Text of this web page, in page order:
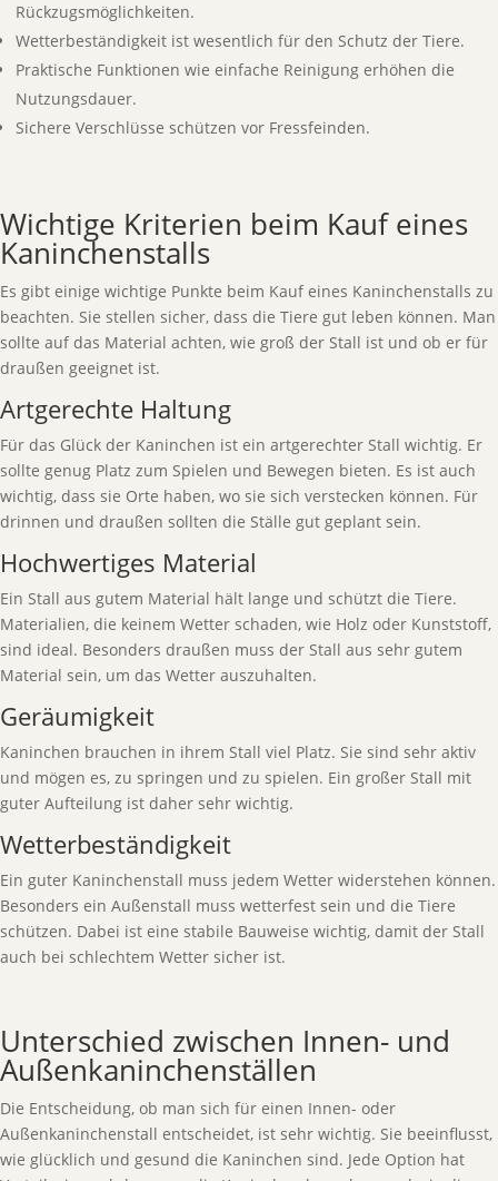
Rückzugsmöglichkeiten.
Wetterbeständigkeit ist wesentlich für den Schutz der Tiere.
Praktische Funktionen wie einfache Reinigung erhöhen die
Nutzungsdauer.
Sichere Verschlüsse schützen vor Fressfeinden.
Wichtige Kriterien beim Kauf eines
Kaninchenstalls
Es gibt einige wichtige Punkte beim Kauf eines Kaninchenstalls zu
beachten. Sie stellen sicher, dass die Tiere gut leben können. Man
sollte auf das Material achten, wie groß der Stall ist und ob er für
draußen geeignet ist.
Artgerechte Haltung
Für das Glück der Kaninchen ist ein artgerechter Stall wichtig. Er
sollte genug Platz zum Spielen und Bewegen bieten. Es ist auch
wichtig, dass sie Orte haben, wo sie sich verstecken können. Für
drinnen und draußen sollten die Ställe gut geplant sein.
Hochwertiges Material
Ein Stall aus gutem Material hält lange und schützt die Tiere.
Materialien, die keinem Wetter schaden, wie Holz oder Kunststoff,
sind ideal. Besonders draußen muss der Stall aus sehr gutem
Material sein, um das Wetter auszuhalten.
Geräumigkeit
Kaninchen brauchen in ihrem Stall viel Platz. Sie sind sehr aktiv
und mögen es, zu springen und zu spielen. Ein großer Stall mit
guter Aufteilung ist daher sehr wichtig.
Wetterbeständigkeit
Ein guter Kaninchenstall muss jedem Wetter widerstehen können.
Besonders ein Außenstall muss wetterfest sein und die Tiere
schützen. Dabei ist eine stabile Bauweise wichtig, damit der Stall
auch bei schlechtem Wetter sicher ist.
Unterschied zwischen Innen- und
Außenkaninchenställen
Die Entscheidung, ob man sich für einen Innen- oder
Außenkaninchenstall entscheidet, ist sehr wichtig. Sie beeinflusst,
wie glücklich und gesund die Kaninchen sind. Jede Option hat